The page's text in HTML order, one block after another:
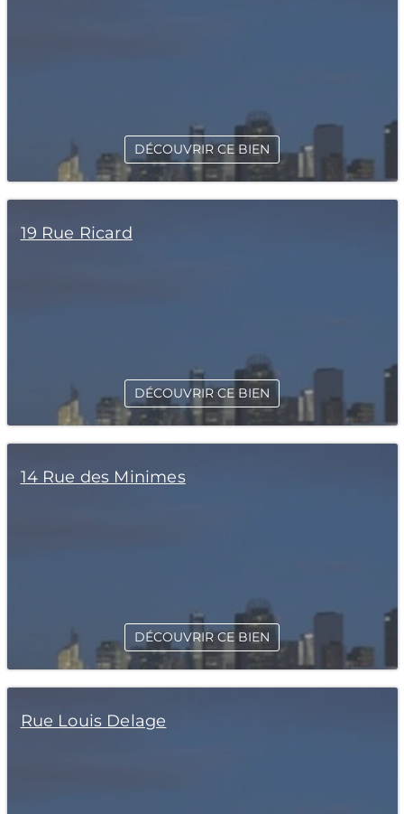
DÉCOUVRIR CE BIEN
19 Rue Ricard
DÉCOUVRIR CE BIEN
14 Rue des Minimes
DÉCOUVRIR CE BIEN
Rue Louis Delage